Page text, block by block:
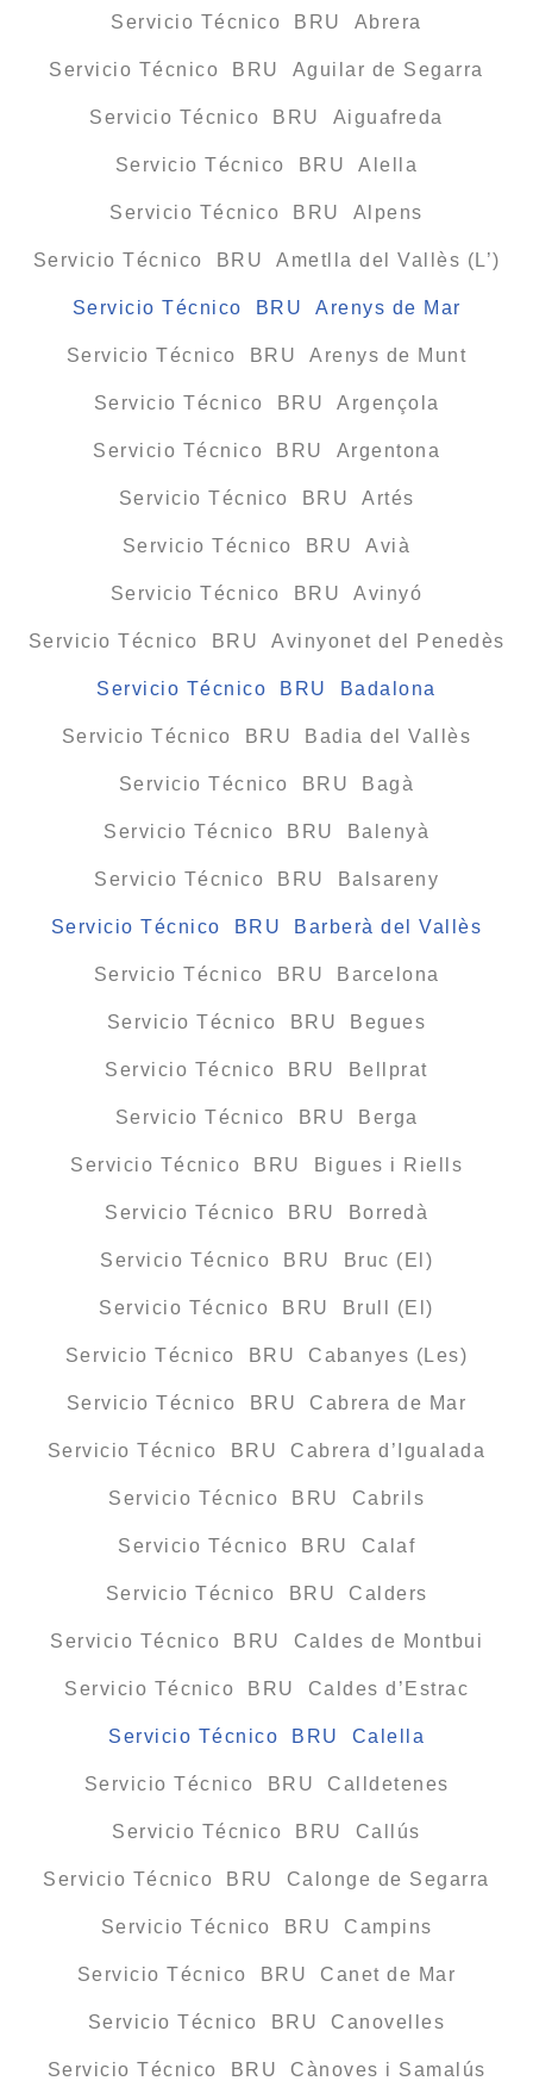
Servicio Técnico BRU Abrera
Servicio Técnico BRU Aguilar de Segarra
Servicio Técnico BRU Aiguafreda
Servicio Técnico BRU Alella
Servicio Técnico BRU Alpens
Servicio Técnico BRU Ametlla del Vallès (L’)
Servicio Técnico BRU Arenys de Mar
Servicio Técnico BRU Arenys de Munt
Servicio Técnico BRU Argençola
Servicio Técnico BRU Argentona
Servicio Técnico BRU Artés
Servicio Técnico BRU Avià
Servicio Técnico BRU Avinyó
Servicio Técnico BRU Avinyonet del Penedès
Servicio Técnico BRU Badalona
Servicio Técnico BRU Badia del Vallès
Servicio Técnico BRU Bagà
Servicio Técnico BRU Balenyà
Servicio Técnico BRU Balsareny
Servicio Técnico BRU Barberà del Vallès
Servicio Técnico BRU Barcelona
Servicio Técnico BRU Begues
Servicio Técnico BRU Bellprat
Servicio Técnico BRU Berga
Servicio Técnico BRU Bigues i Riells
Servicio Técnico BRU Borredà
Servicio Técnico BRU Bruc (El)
Servicio Técnico BRU Brull (El)
Servicio Técnico BRU Cabanyes (Les)
Servicio Técnico BRU Cabrera de Mar
Servicio Técnico BRU Cabrera d’Igualada
Servicio Técnico BRU Cabrils
Servicio Técnico BRU Calaf
Servicio Técnico BRU Calders
Servicio Técnico BRU Caldes de Montbui
Servicio Técnico BRU Caldes d’Estrac
Servicio Técnico BRU Calella
Servicio Técnico BRU Calldetenes
Servicio Técnico BRU Callús
Servicio Técnico BRU Calonge de Segarra
Servicio Técnico BRU Campins
Servicio Técnico BRU Canet de Mar
Servicio Técnico BRU Canovelles
Servicio Técnico BRU Cànoves i Samalús